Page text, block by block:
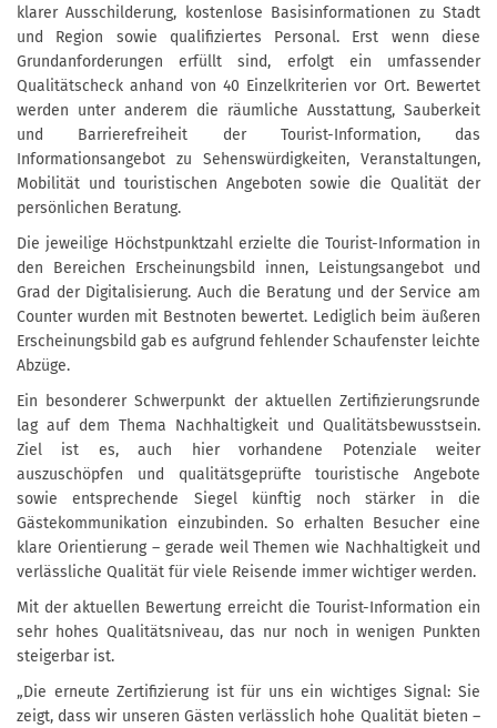
klarer Ausschilderung, kostenlose Basisinformationen zu Stadt
und Region sowie qualifiziertes Personal. Erst wenn diese
Grundanforderungen erfüllt sind, erfolgt ein umfassender
Qualitätscheck anhand von 40 Einzelkriterien vor Ort. Bewertet
werden unter anderem die räumliche Ausstattung, Sauberkeit
und Barrierefreiheit der Tourist-Information, das
Informationsangebot zu Sehenswürdigkeiten, Veranstaltungen,
Mobilität und touristischen Angeboten sowie die Qualität der
persönlichen Beratung.
Die jeweilige Höchstpunktzahl erzielte die Tourist-Information in
den Bereichen Erscheinungsbild innen, Leistungsangebot und
Grad der Digitalisierung. Auch die Beratung und der Service am
Counter wurden mit Bestnoten bewertet. Lediglich beim äußeren
Erscheinungsbild gab es aufgrund fehlender Schaufenster leichte
Abzüge.
Ein besonderer Schwerpunkt der aktuellen Zertifizierungsrunde
lag auf dem Thema Nachhaltigkeit und Qualitätsbewusstsein.
Ziel ist es, auch hier vorhandene Potenziale weiter
auszuschöpfen und qualitätsgeprüfte touristische Angebote
sowie entsprechende Siegel künftig noch stärker in die
Gästekommunikation einzubinden. So erhalten Besucher eine
klare Orientierung – gerade weil Themen wie Nachhaltigkeit und
verlässliche Qualität für viele Reisende immer wichtiger werden.
Mit der aktuellen Bewertung erreicht die Tourist-Information ein
sehr hohes Qualitätsniveau, das nur noch in wenigen Punkten
steigerbar ist.
„Die erneute Zertifizierung ist für uns ein wichtiges Signal: Sie
zeigt, dass wir unseren Gästen verlässlich hohe Qualität bieten –